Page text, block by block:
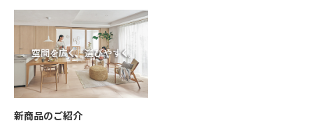
新商品のご紹介